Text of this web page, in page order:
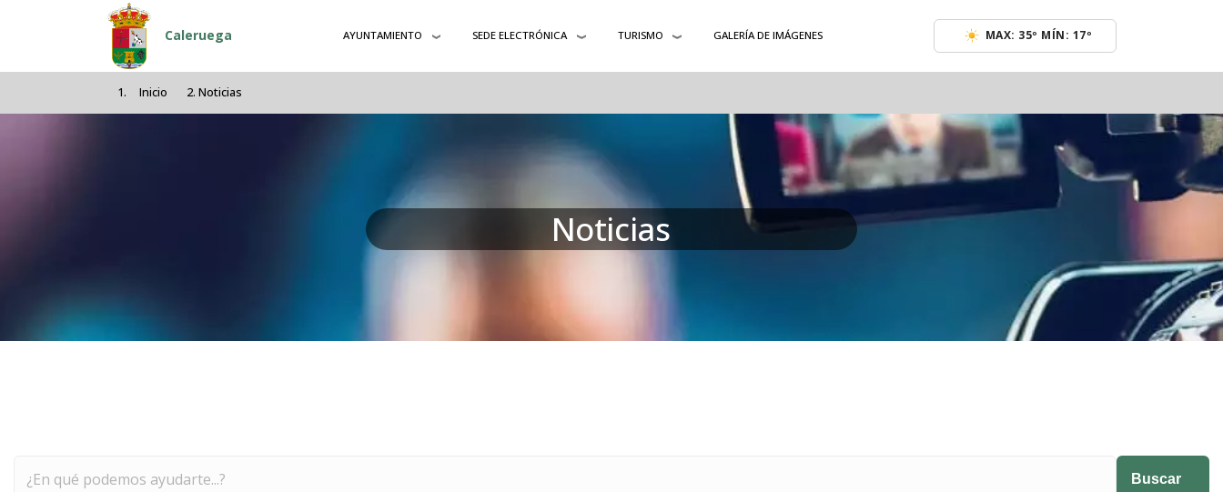
Pasar al contenido principal
Caleruega AYUNTAMIENTO SEDE ELECTRÓNICA TURISMO GALERÍA DE IMÁGENES MAX: 35º MÍN: 17º
Inicio Noticias
Noticias
Buscar